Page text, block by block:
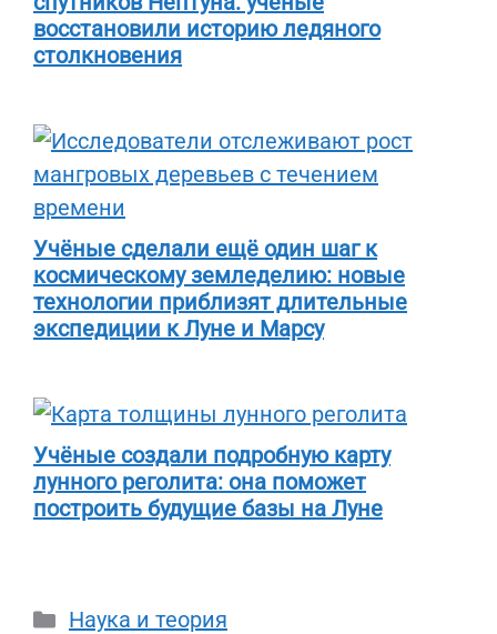
восстановили историю ледяного
столкновения
Учёные сделали ещё один шаг к
космическому земледелию: новые
технологии приблизят длительные
экспедиции к Луне и Марсу
Учёные создали подробную карту
лунного реголита: она поможет
построить будущие базы на Луне
Рубрики
Наука и теория